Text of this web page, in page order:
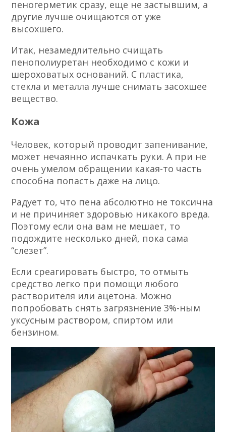
пеногерметик сразу, еще не застывшим, а
другие лучше очищаются от уже
высохшего.
Итак, незамедлительно счищать
пенополиуретан необходимо с кожи и
шероховатых оснований. С пластика,
стекла и металла лучше снимать засохшее
вещество.
Кожа
Человек, который проводит запенивание,
может нечаянно испачкать руки. А при не
очень умелом обращении какая-то часть
способна попасть даже на лицо.
Радует то, что пена абсолютно не токсична
и не причиняет здоровью никакого вреда.
Поэтому если она вам не мешает, то
подождите несколько дней, пока сама
“слезет”.
Если среагировать быстро, то отмыть
средство легко при помощи любого
растворителя или ацетона. Можно
попробовать снять загрязнение 3%-ным
уксусным раствором, спиртом или
бензином.